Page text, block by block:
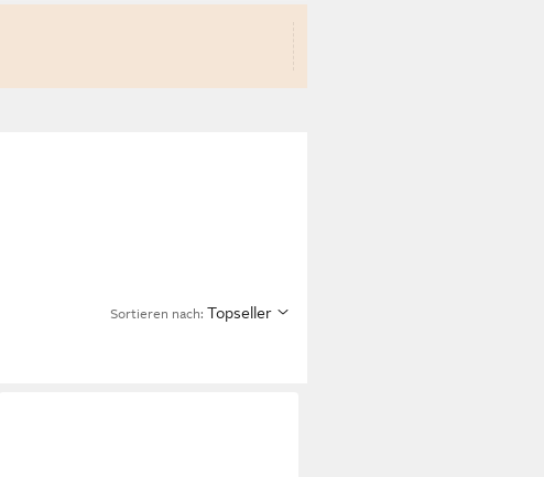
Sortieren nach: Topseller